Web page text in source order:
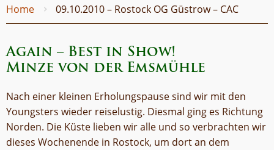
Home 09.10.2010 – Rostock OG Güstrow – CAC
Again – Best in Show!
Minze von der Emsmühle
Nach einer kleinen Erholungspause sind wir mit den
Youngsters wieder reiselustig. Diesmal ging es Richtung
Norden. Die Küste lieben wir alle und so verbrachten wir
dieses Wochenende in Rostock, um dort an dem